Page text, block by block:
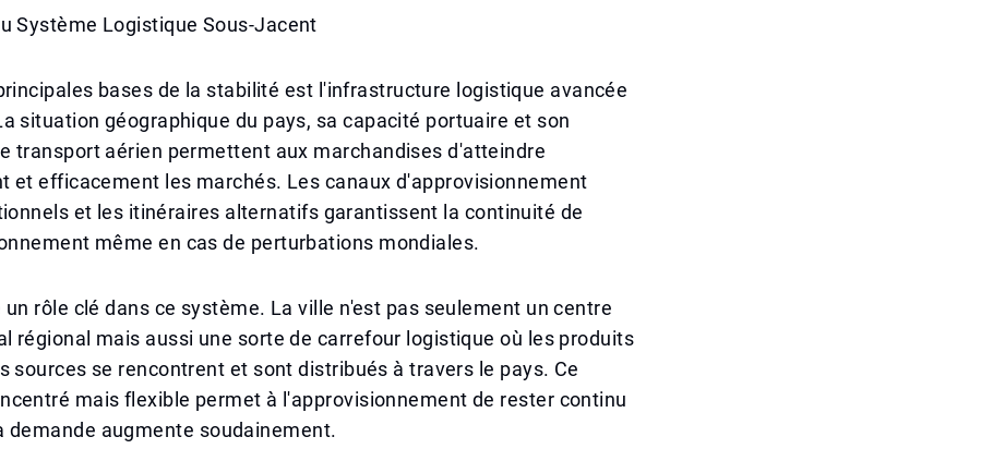
Système Logistique Sous-Jacent
bases de la stabilité est l'infrastructure logistique avancée
situation géographique du pays, sa capacité portuaire et son
transport aérien permettent aux marchandises d'atteindre
et efficacement les marchés. Les canaux d'approvisionnement
et les itinéraires alternatifs garantissent la continuité de
même en cas de perturbations mondiales.
un rôle clé dans ce système. La ville n'est pas seulement un centre
régional mais aussi une sorte de carrefour logistique où les produits
sources se rencontrent et sont distribués à travers le pays. Ce
mais flexible permet à l'approvisionnement de rester continu
demande augmente soudainement.